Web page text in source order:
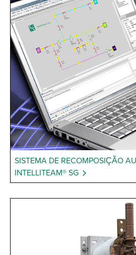
SISTEMA DE RECOMPOSIÇÃO
INTELLITEAM® SG